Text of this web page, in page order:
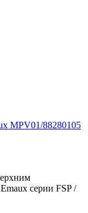
MPV01/88280105
серии FSP /